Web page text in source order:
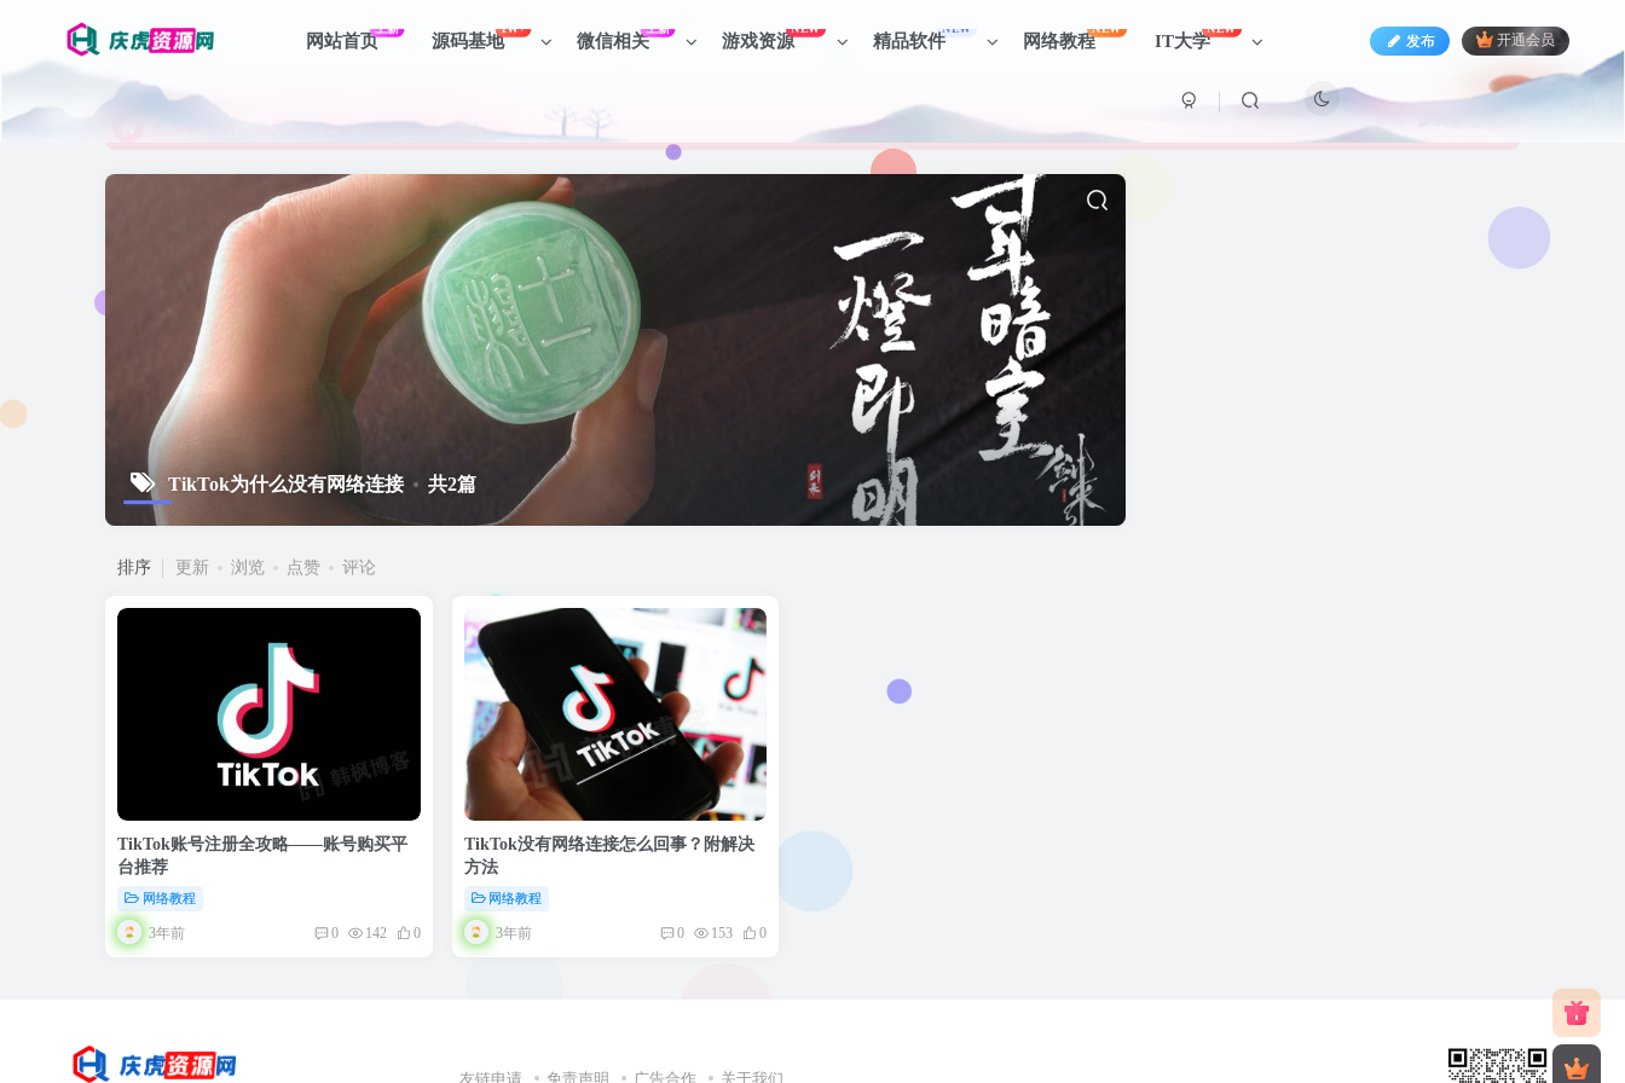
网站首页
上新
源码基地
1W+
微信相关
上新
游戏资源
NEW
精品软件
NEW
网络教程
NEW
IT大学
NEW
发布 开通会员
资深资源站，每天实时更新，海量资源一网打尽。
【启明网】找项目 + 低成本创业 + 减少信息差 + 见识各种项目 + 提升网创认知。
资深资源站，每天实时更新，海量资源一网打尽。
TikTok为什么没有网络连接 共2篇
排序 更新 浏览 点赞 评论
TikTok账号注册全攻略——账号购买平
台推荐
网络教程
3年前 0 142 0
TikTok没有网络连接怎么回事？附解决
方法
网络教程
3年前 0 153 0
友链申请 免责声明 广告合作 关于我们